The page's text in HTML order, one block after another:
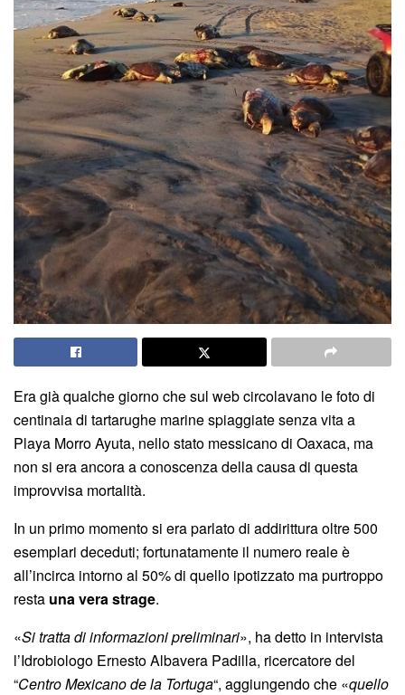
Era già qualche giorno che sul web circolavano le foto di
centinaia di tartarughe marine spiaggiate senza vita a
Playa Morro Ayuta, nello stato messicano di Oaxaca, ma
non si era ancora a conoscenza della causa di questa
improvvisa mortalità.
In un primo momento si era parlato di addirittura oltre 500
esemplari deceduti; fortunatamente il numero reale è
all’incirca intorno al 50% di quello ipotizzato ma purtroppo
resta una vera strage.
«Si tratta di informazioni preliminari», ha detto in intervista
l’Idrobiologo Ernesto Albavera Padilla, ricercatore del
“Centro Mexicano de la Tortuga“, aggiungendo che «quello